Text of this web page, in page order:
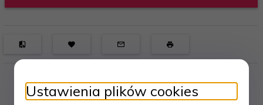
Ustawienia plików cookies